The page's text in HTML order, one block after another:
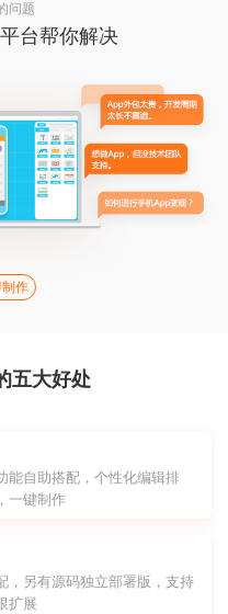
问题
台帮你解决
作
五大好处
能自助搭配，个性化编辑排
一键制作
，另有源码独立部署版，支持
扩展